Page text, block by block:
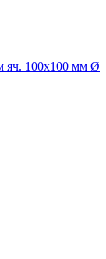
яч. 100х100 мм Ø